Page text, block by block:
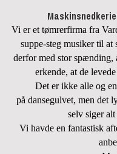
Vi er et tømrerfirma fra
suppe-steg musiker til
derfor med stor
erkende, at de
Det er ikke alle og
på dansegulvet, men det
selv siger
Vi havde en fantastisk